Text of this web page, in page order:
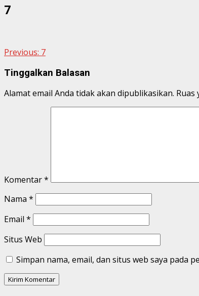
7
Continue
Reading
Previous: 7
Tinggalkan Balasan
Alamat email Anda tidak akan dipublikasikan. Ruas
Komentar*
Nama *
Email *
Situs Web
Simpan nama, email, dan situs web saya pada